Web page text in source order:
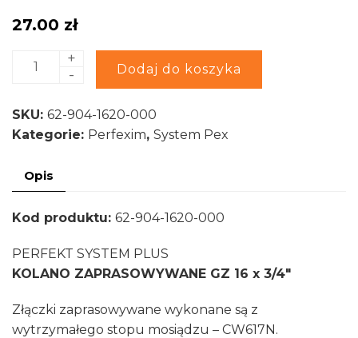
27.00 zł
ilość
PERFEKT
PLUS
Kolano
GZ
+
-
Dodaj do koszyka
Alternative:
SKU: 62-904-1620-000
Kategorie: Perfexim, System Pex
Opis
Kod produktu: 62-904-1620-000
PERFEKT SYSTEM PLUS
KOLANO ZAPRASOWYWANE GZ 16 x 3/4″
Złączki zaprasowywane wykonane są z
wytrzymałego stopu mosiądzu – CW617N.